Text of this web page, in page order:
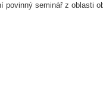
povinný seminář z oblasti